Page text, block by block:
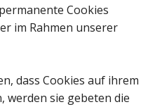
Cookies
im Rahmen unserer
dass Cookies auf ihrem
werden sie gebeten die